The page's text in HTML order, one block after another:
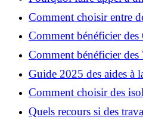
pour garantir la sécurité
Comment choisir entre
permis de construire
Comment bénéficier
énergétique à Grenoble ?
Comment bénéficier des
rénovation énergétique à
Guide 2025 des aides à
Voiron :
Comment choisir des
rénovation écologique ?
Quels recours si des